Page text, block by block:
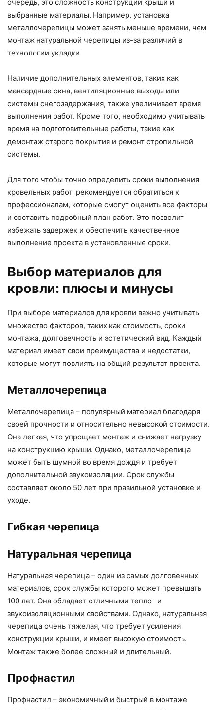
очередь, это сложность конструкции крыши и
выбранные материалы. Например, установка
металлочерепицы может занять меньше времени, чем
монтаж натуральной черепицы из-за различий в
технологии укладки.
Наличие дополнительных элементов, таких как
мансардные окна, вентиляционные выходы или
системы снегозадержания, также увеличивает время
выполнения работ. Кроме того, необходимо учитывать
время на подготовительные работы, такие как
демонтаж старого покрытия и ремонт стропильной
системы.
Для того чтобы точно определить сроки выполнения
кровельных работ, рекомендуется обратиться к
профессионалам, которые смогут оценить все факторы
и составить подробный план работ. Это позволит
избежать задержек и обеспечить качественное
выполнение проекта в установленные сроки.
Выбор материалов для
кровли: плюсы и минусы
При выборе материалов для кровли важно учитывать
множество факторов, таких как стоимость, сроки
монтажа, долговечность и эстетический вид. Каждый
материал имеет свои преимущества и недостатки,
которые могут повлиять на общий результат проекта.
Металлочерепица
Металлочерепица – популярный материал благодаря
своей прочности и относительно невысокой стоимости.
Она легкая, что упрощает монтаж и снижает нагрузку
на конструкцию крыши. Однако, металлочерепица
может быть шумной во время дождя и требует
дополнительной звукоизоляции. Срок службы
составляет около 50 лет при правильной установке и
уходе.
Гибкая черепица
Натуральная черепица
Натуральная черепица – один из самых долговечных
материалов, срок службы которого может превышать
100 лет. Она обладает отличными тепло- и
звукоизоляционными свойствами. Однако, натуральная
черепица очень тяжелая, что требует усиления
конструкции крыши, и имеет высокую стоимость.
Монтаж также более сложный и длительный.
Профнастил
Профнастил – экономичный и быстрый в монтаже